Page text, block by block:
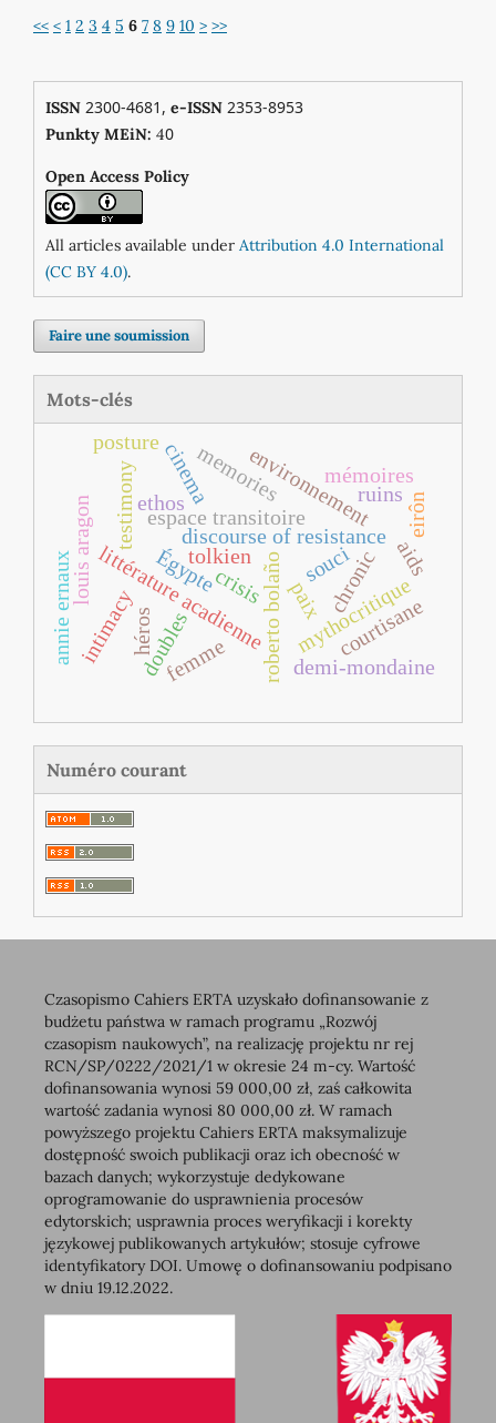
<< < 1 2 3 4 5 6 7 8 9 10 > >>
ISSN2300-4681, e-ISSN2353-8953
Punkty MEiN: 40
Open Access Policy
All articles available under Attribution 4.0 International
(CC BY 4.0).
Faire une soumission
Mots-clés
roberto bolaño souci
chronic
discourse of resistance
littérature acadienne
espace transitoireenvironnement
testimony
doubles
héros mythocritique
tolkien
mémoires
courtisane
demi-mondaine
intimacy
Égypte
paix
femme
louis aragon aids
memories ruins
cinema
crisis
ethos
annie ernaux
eirôn
posture
Numéro courant
Czasopismo Cahiers ERTA uzyskało dofinansowanie z
budżetu państwa w ramach programu „Rozwój
czasopism naukowych”, na realizację projektu nr rej
RCN/SP/0222/2021/1 w okresie 24 m-cy. Wartość
dofinansowania wynosi 59 000,00 zł, zaś całkowita
wartość zadania wynosi 80 000,00 zł. W ramach
powyższego projektu Cahiers ERTA maksymalizuje
dostępność swoich publikacji oraz ich obecność w
bazach danych; wykorzystuje dedykowane
oprogramowanie do usprawnienia procesów
edytorskich; usprawnia proces weryfikacji i korekty
językowej publikowanych artykułów; stosuje cyfrowe
identyfikatory DOI. Umowę o dofinansowaniu podpisano
w dniu 19.12.2022.